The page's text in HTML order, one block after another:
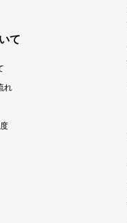
て
れ